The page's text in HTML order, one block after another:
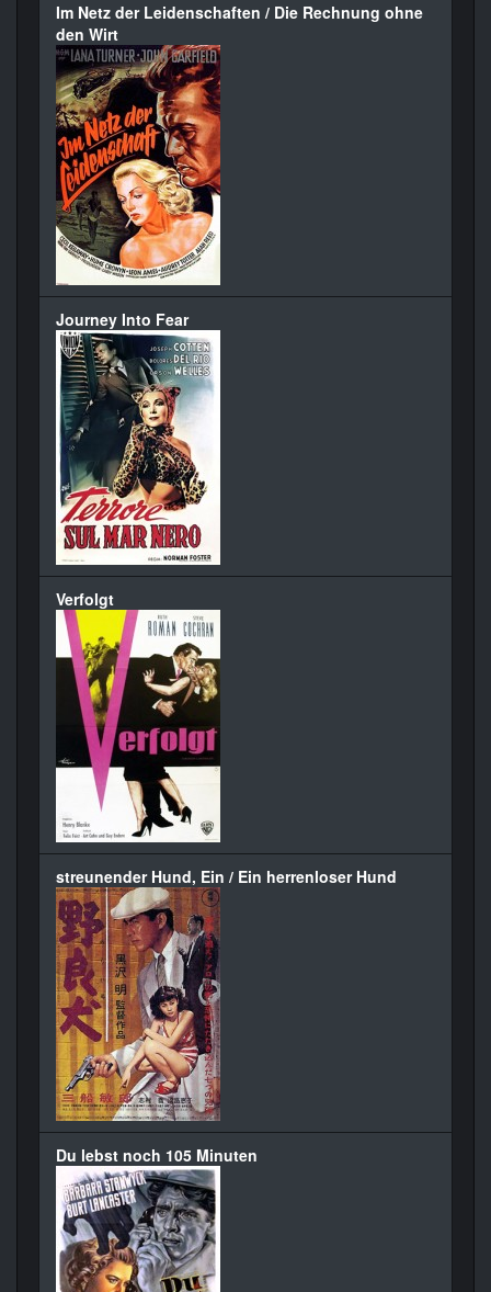
Im Netz der Leidenschaften / Die Rechnung ohne
den Wirt
Journey Into Fear
Verfolgt
streunender Hund, Ein / Ein herrenloser Hund
Du lebst noch 105 Minuten